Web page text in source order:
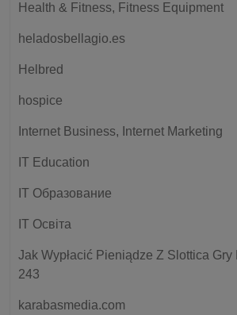
Health & Fitness, Fitness Equipment
heladosbellagio.es
Helbred
hospice
Internet Business, Internet Marketing
IT Education
IT Образование
IT Освіта
Jak Wypłacić Pieniądze Z Slottica Gry
243
karabasmedia.com